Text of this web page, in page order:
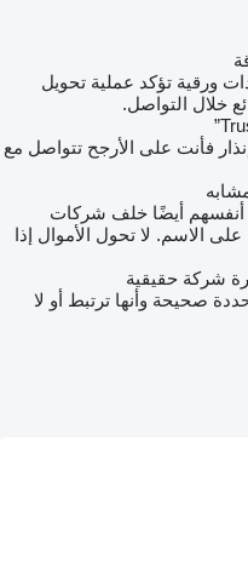
ورقية تؤكد عملية تحويل
خلال التواصل.
فأنت على الأرجح تتواصل مع
أنفسهم أيضًا خلف شركات
الاسم. لا تحول الأموال إذا
شركة حقيقية
صحيحة وأنها ترتبط أو لا